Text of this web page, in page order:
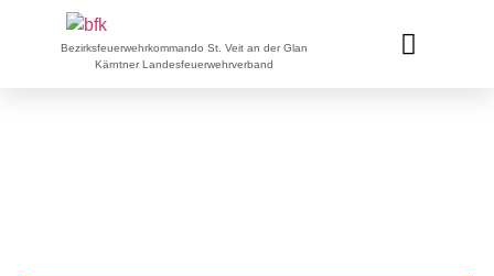
Bezirksfeuerwehrkommando St. Veit an der Glan
Kärntner Landesfeuerwehrverband